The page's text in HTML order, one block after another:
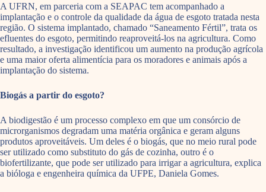
A UFRN, em parceria com a SEAPAC tem acompanhado a
implantação e o controle da qualidade da água de esgoto tratada nesta
região. O sistema implantado, chamado “Saneamento Fértil”, trata os
efluentes do esgoto, permitindo reaproveitá-los na agricultura. Como
resultado, a investigação identificou um aumento na produção agrícola
e uma maior oferta alimentícia para os moradores e animais após a
implantação do sistema.
Biogás a partir do esgoto?
A biodigestão é um processo complexo em que um consórcio de
microrganismos degradam uma matéria orgânica e geram alguns
produtos aproveitáveis. Um deles é o biogás, que no meio rural pode
ser utilizado como substituto do gás de cozinha, outro é o
biofertilizante, que pode ser utilizado para irrigar a agricultura, explica
a bióloga e engenheira química da UFPE, Daniela Gomes.